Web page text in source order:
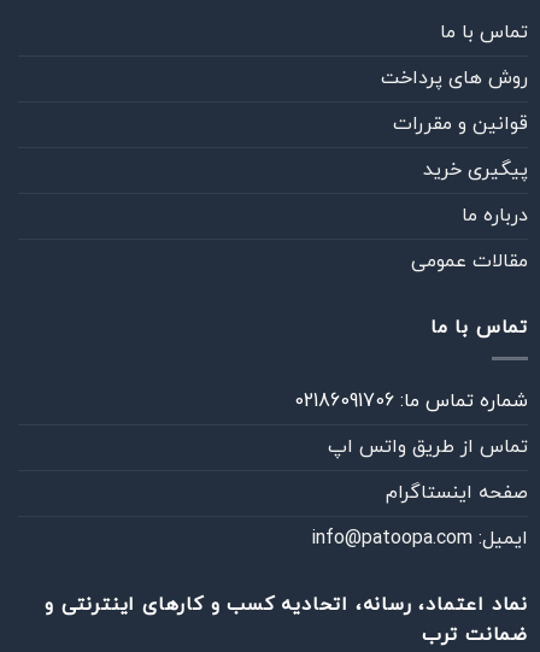
تماس با ما
روش های پرداخت
قوانین و مقررات
پیگیری خرید
درباره ما
مقالات عمومی
تماس با ما
شماره تماس ما: 02186091706
تماس از طريق واتس اپ
صفحه اینستاگرام
ایمیل: info@patoopa.com
نماد اعتماد، رسانه، اتحادیه کسب و کارهای اینترنتی و
ضمانت ترب